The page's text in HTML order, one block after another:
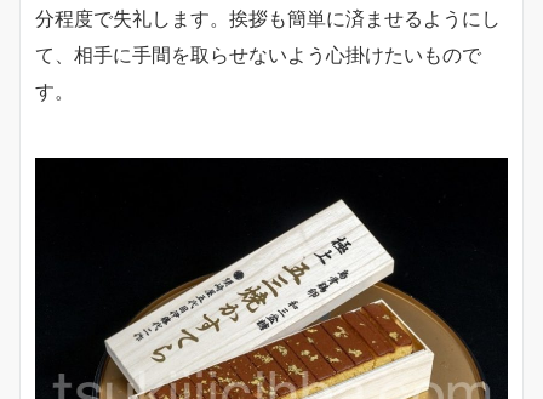
分程度で失礼します。挨拶も簡単に済ませるようにし
て、相手に手間を取らせないよう心掛けたいもので
す。